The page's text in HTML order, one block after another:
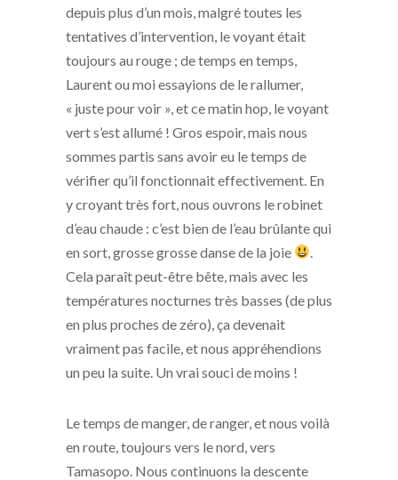
depuis plus d’un mois, malgré toutes les
tentatives d’intervention, le voyant était
toujours au rouge ; de temps en temps,
Laurent ou moi essayions de le rallumer,
« juste pour voir », et ce matin hop, le voyant
vert s’est allumé ! Gros espoir, mais nous
sommes partis sans avoir eu le temps de
vérifier qu’il fonctionnait effectivement. En
y croyant très fort, nous ouvrons le robinet
d’eau chaude : c’est bien de l’eau brûlante qui
en sort, grosse grosse danse de la joie
Cela paraît peut-être bête, mais avec les
températures nocturnes très basses (de plus
en plus proches de zéro), ça devenait
vraiment pas facile, et nous appréhendions
un peu la suite. Un vrai souci de moins !
Le temps de manger, de ranger, et nous voilà
en route, toujours vers le nord, vers
Tamasopo. Nous continuons la descente